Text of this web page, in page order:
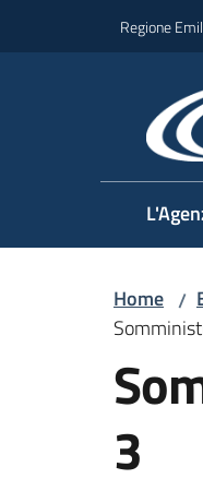
Regione
Home /
3